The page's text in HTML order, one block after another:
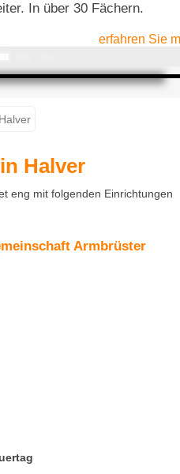
In über 30 Fächern.
erfahren Sie
Halver
Halver
eng mit folgenden Einrichtungen
Armbrüster